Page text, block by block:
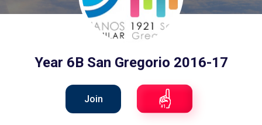
Year 6B San Gregorio 2016-17
Join